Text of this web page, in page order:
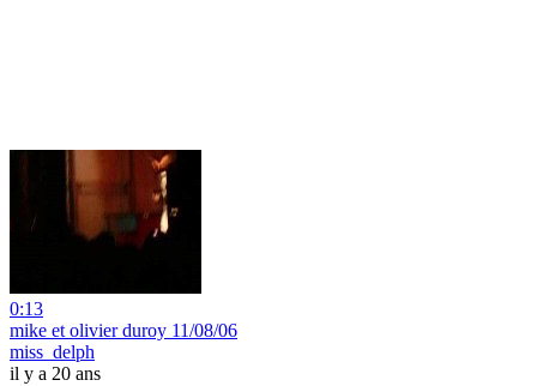
0:13
mike et olivier duroy 11/08/06
miss_delph
il y a 20 ans